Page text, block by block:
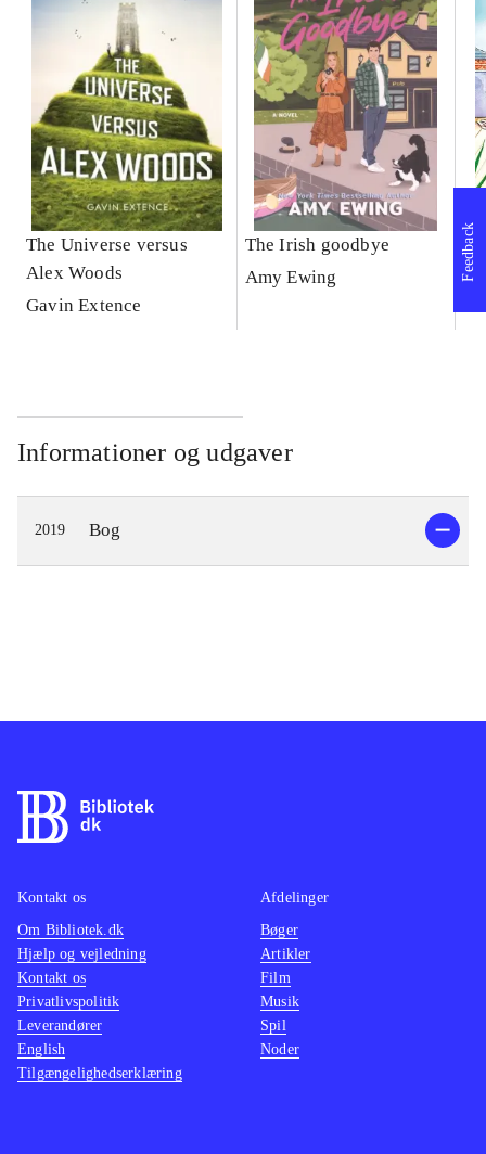
The Universe versus
Alex Woods
Gavin Extence
The Irish goodbye
Amy Ewing
Informationer og udgaver
2019 Bog
Feedback
Kontakt os
Om Bibliotek.dk
Hjælp og vejledning
Kontakt os
Privatlivspolitik
Leverandører
English
Tilgængelighedserklæring
Afdelinger
Bøger
Artikler
Film
Musik
Spil
Noder